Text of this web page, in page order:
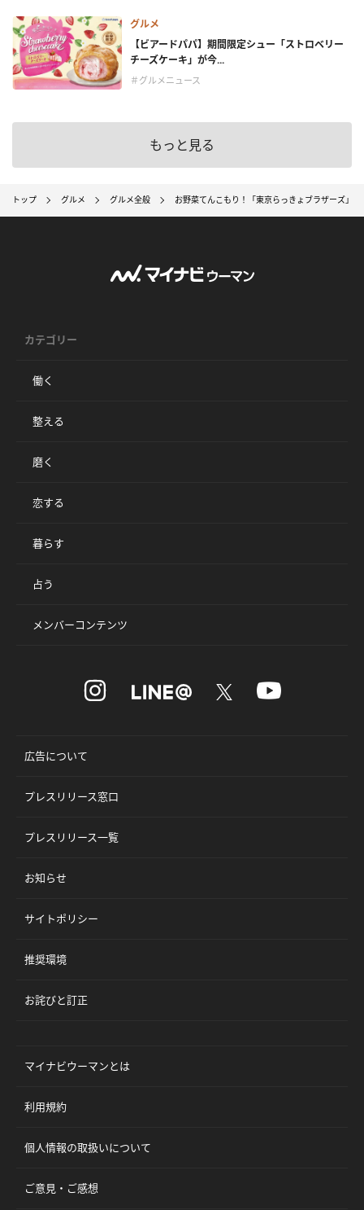
グルメ
【ビアードパパ】期間限定シュー「ストロベリー
チーズケーキ」が今...
＃グルメニュース
もっと見る
トップ グルメ グルメ全般 お野菜てんこもり！「東京らっきょブラザーズ」
カテゴリー
働く
整える
磨く
恋する
暮らす
占う
メンバーコンテンツ
広告について
プレスリリース窓口
プレスリリース一覧
お知らせ
サイトポリシー
推奨環境
お詫びと訂正
マイナビウーマンとは
利用規約
個人情報の取扱いについて
ご意見・ご感想